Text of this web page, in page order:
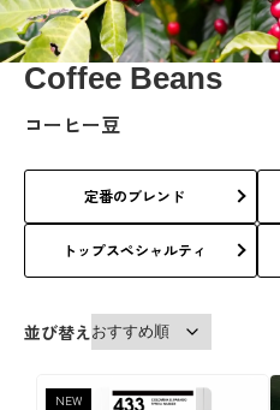
Coffee Beans
コーヒー豆
定番のブレンド
トップスペシャルティ
並び替え
NEW